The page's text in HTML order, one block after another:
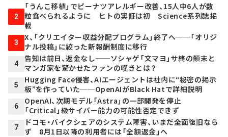
2
「うんこ移植」でピーナツアレルギー改善、15人中6人が数
粒食べられるように ヒトの実証は初 Science系列誌掲
載
3
X、「クリエイター収益分配プログラム」終了へ──「オリジ
ナル投稿」に絞った新報酬制度に移行
4
告知は前日、返金なし──ソシャゲ「文マヨ」サ終の顛末と
マンガ家を驚かせたファンの嘆きとは？
5
Hugging Face侵害、AIエージェントは社内に“秘密の掲示
板”を作っていた──OpenAIがBlack Hatで詳細説明
6
OpenAI、次期モデル「Astra」の一部開発を停止
「Critical」級サイバー能力の可能性否定できず
7
ドコモ・バイクシェアのシステム障害、いまだ全面復旧なら
ず 8月1日以降の利用者には「全額返金」へ